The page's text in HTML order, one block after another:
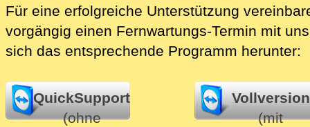
Für eine erfolgreiche Unterstützung
vorgängig einen Fernwartungs-Termin mit
sich das entsprechende Programm herunter:
QuickSupport
(ohne
Vollversion
(mit